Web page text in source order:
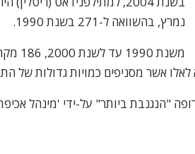
נמרץ, בהשוואה ל-271 בשנת 1990.
משנת
לאלו אשר מסניפים כמויות גדולות של